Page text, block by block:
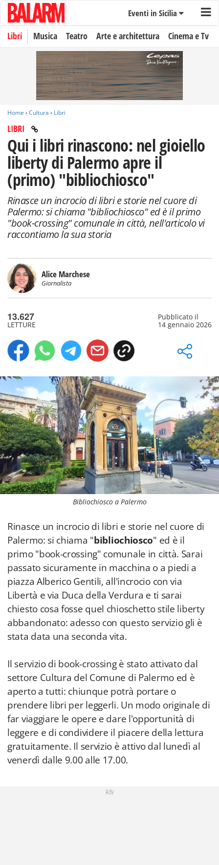
Eventi in Sicilia
Libri Musica Teatro Arte e architettura Cinema e Tv
Home › Cultura › Libri
LIBRI
Qui i libri rinascono: nel gioiello
liberty di Palermo apre il
(primo) "bibliochiosco"
Rinasce un incrocio di libri e storie nel cuore di
Palermo: si chiama "bibliochiosco" ed è il primo
"book-crossing" comunale in città, nell'articolo vi
raccontiamo la sua storia
Alice Marchese
Giornalista
13.627
LETTURE
Pubblicato il
14 gennaio 2026
Bibliochiosco a Palermo
Rinasce un incrocio di libri e storie nel cuore di
Palermo: si chiama "bibliochiosco" ed è il
primo "book-crossing" comunale in città. Sarai
passato sicuramente in macchina o a piedi a
piazza Alberico Gentili, all'incrocio con via
Libertà e via Duca della Verdura e ti sarai
chiesto cosa fosse quel chioschetto stile liberty
abbandonato: adesso con questo servizio gli è
stata data una seconda vita.
Il servizio di book-crossing è stato attivato dal
settore Cultura del Comune di Palermo ed è
aperto a tutti: chiunque potrà portare o
prendere libri per leggerli. Un modo originale di
far viaggiare le opere e dare l'opportunità di
leggere e di condividere il piacere della lettura
gratuitamente. Il servizio è attivo dal lunedì al
venerdì dalle 9.00 alle 17.00.
Adv